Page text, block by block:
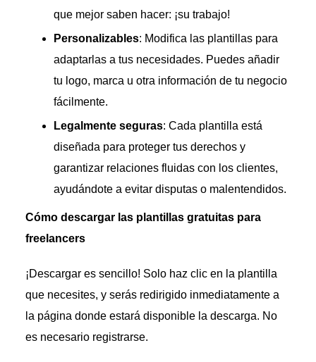
que mejor saben hacer: ¡su trabajo!
Personalizables: Modifica las plantillas para
adaptarlas a tus necesidades. Puedes añadir
tu logo, marca u otra información de tu negocio
fácilmente.
Legalmente seguras: Cada plantilla está
diseñada para proteger tus derechos y
garantizar relaciones fluidas con los clientes,
ayudándote a evitar disputas o malentendidos.
Cómo descargar las plantillas gratuitas para
freelancers
¡Descargar es sencillo! Solo haz clic en la plantilla
que necesites, y serás redirigido inmediatamente a
la página donde estará disponible la descarga. No
es necesario registrarse.